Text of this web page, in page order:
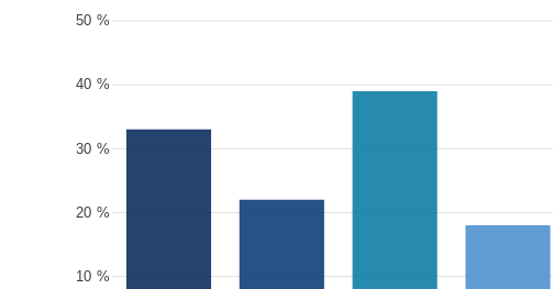
50 %
40 %
30 %
20 %
10 %